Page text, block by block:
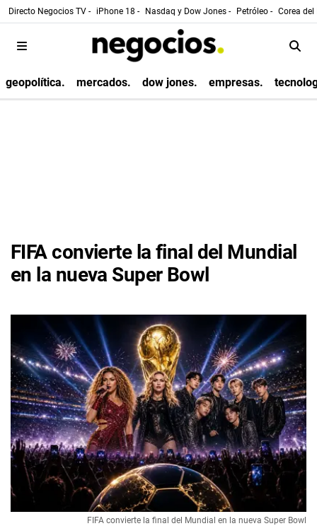
Directo Negocios TV - iPhone 18 - Nasdaq y Dow Jones - Petróleo - Corea
geopolítica. mercados. dow jones. empresas.
FIFA convierte la final del Mundial
en la nueva Super Bowl
FIFA convierte la final del Mundial en la nueva Super Bowl